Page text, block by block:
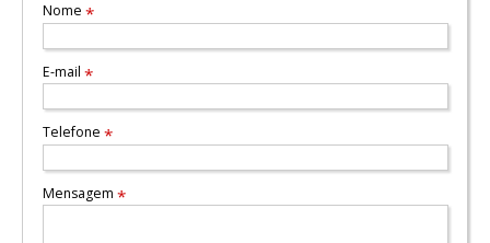
Nome *
E-mail *
Telefone *
Mensagem *